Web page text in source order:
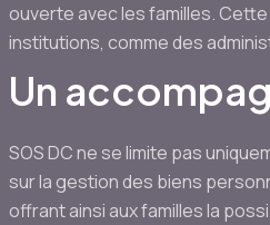
ouverte avec les familles.
institutions, comme des
Un
SOS DC ne se limite pas
sur la gestion des biens
offrant ainsi aux familles la